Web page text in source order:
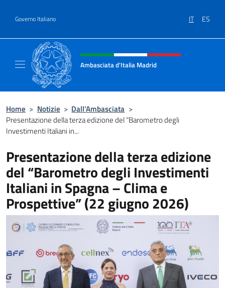
Governo Italiano IT ES
Intestazione sito, social e menù
Ambasciata d'Italia Madrid
Home > Notizie > Dall’Ambasciata >
Presentazione della terza edizione del “Barometro degli
Investimenti Italiani in...
Presentazione della terza edizione
del “Barometro degli Investimenti
Italiani in Spagna – Clima e
Prospettive” (22 giugno 2026)